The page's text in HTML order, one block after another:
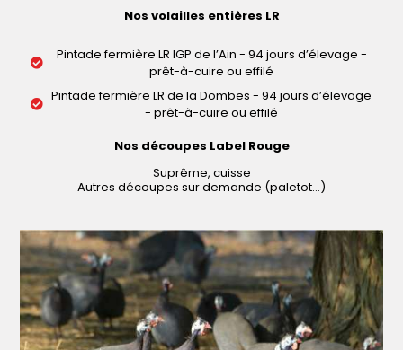
Nos volailles entières LR
Pintade fermière LR IGP de l’Ain - 94 jours d’élevage -
prêt-à-cuire ou effilé
Pintade fermière LR de la Dombes - 94 jours d’élevage
- prêt-à-cuire ou effilé
Nos découpes Label Rouge
Suprême, cuisse
Autres découpes sur demande (paletot…)